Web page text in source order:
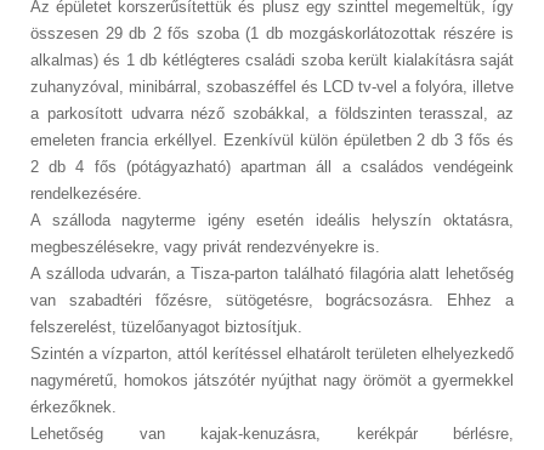
Az épületet korszerűsítettük és plusz egy szinttel megemeltük, így
összesen 29 db 2 fős szoba (1 db mozgáskorlátozottak részére is
alkalmas) és 1 db kétlégteres családi szoba került kialakításra saját
zuhanyzóval, minibárral, szobaszéffel és LCD tv-vel a folyóra, illetve
a parkosított udvarra néző szobákkal, a földszinten terasszal, az
emeleten francia erkéllyel. Ezenkívül külön épületben 2 db 3 fős és
2 db 4 fős (pótágyazható) apartman áll a családos vendégeink
rendelkezésére.
A szálloda nagyterme igény esetén ideális helyszín oktatásra,
megbeszélésekre, vagy privát rendezvényekre is.
A szálloda udvarán, a Tisza-parton található filagória alatt lehetőség
van szabadtéri főzésre, sütögetésre, bográcsozásra. Ehhez a
felszerelést, tüzelőanyagot biztosítjuk.
Szintén a vízparton, attól kerítéssel elhatárolt területen elhelyezkedő
nagyméretű, homokos játszótér nyújthat nagy örömöt a gyermekkel
érkezőknek.
Lehetőség van kajak-kenuzásra, kerékpár bérlésre,